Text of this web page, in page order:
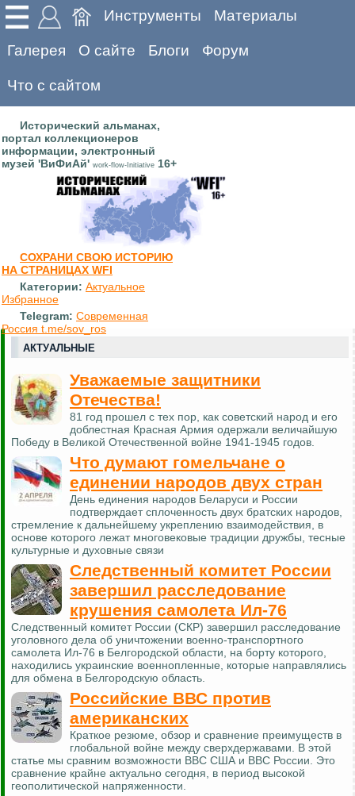
Инструменты Материалы
Галерея О сайте Блоги Форум
Что с сайтом
Исторический альманах,
портал коллекционеров
информации, электронный
музей 'ВиФиАй' work-flow-Initiative 16+
СОХРАНИ СВОЮ ИСТОРИЮ
НА СТРАНИЦАХ WFI
Категории: Актуальное
Избранное
Telegram: Современная
Россия t.me/sov_ros
АКТУАЛЬНЫЕ
Уважаемые защитники
Отечества!
81 год прошел с тех пор, как советский народ и его
доблестная Красная Армия одержали величайшую
Победу в Великой Отечественной войне 1941-1945 годов.
Что думают гомельчане о
единении народов двух стран
День единения народов Беларуси и России
подтверждает сплоченность двух братских народов,
стремление к дальнейшему укреплению взаимодействия, в
основе которого лежат многовековые традиции дружбы, тесные
культурные и духовные связи
Следственный комитет России
завершил расследование
крушения самолета Ил-76
Следственный комитет России (СКР) завершил расследование
уголовного дела об уничтожении военно-транспортного
самолета Ил-76 в Белгородской области, на борту которого,
находились украинские военнопленные, которые направлялись
для обмена в Белгородскую область.
Российские ВВС против
американских
Краткое резюме, обзор и сравнение преимуществ в
глобальной войне между сверхдержавами. В этой
статье мы сравним возможности ВВС США и ВВС России. Это
сравнение крайне актуально сегодня, в период высокой
геополитической напряженности.